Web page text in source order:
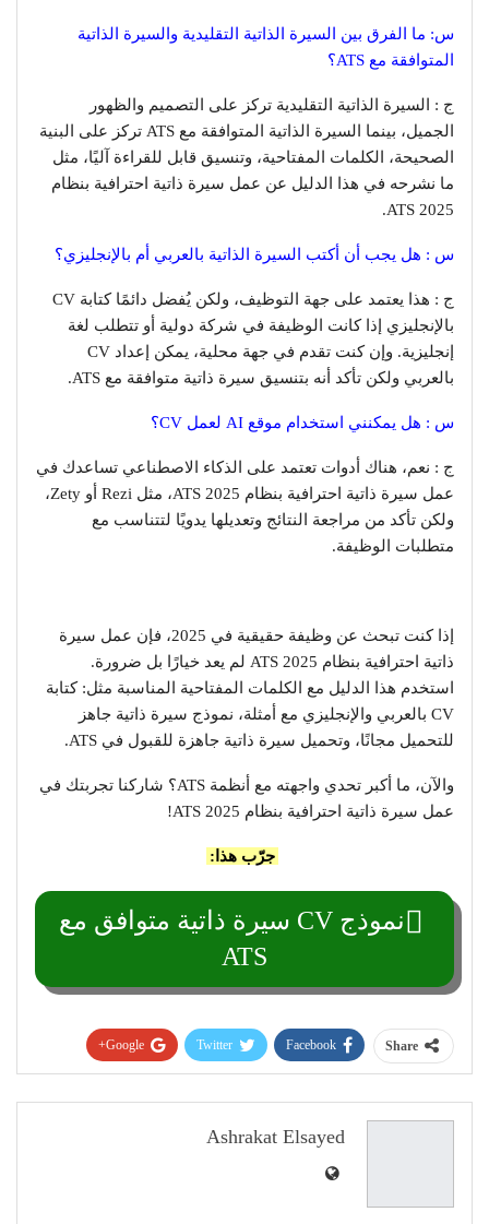
س: ما الفرق بين السيرة الذاتية التقليدية والسيرة الذاتية
المتوافقة مع ATS؟
ج : السيرة الذاتية التقليدية تركز على التصميم والظهور
الجميل، بينما السيرة الذاتية المتوافقة مع ATS تركز على البنية
الصحيحة، الكلمات المفتاحية، وتنسيق قابل للقراءة آليًا، مثل
ما نشرحه في هذا الدليل عن عمل سيرة ذاتية احترافية بنظام
ATS 2025.
س : هل يجب أن أكتب السيرة الذاتية بالعربي أم بالإنجليزي؟
ج : هذا يعتمد على جهة التوظيف، ولكن يُفضل دائمًا كتابة CV
بالإنجليزي إذا كانت الوظيفة في شركة دولية أو تتطلب لغة
إنجليزية. وإن كنت تقدم في جهة محلية، يمكن إعداد CV
بالعربي ولكن تأكد أنه بتنسيق سيرة ذاتية متوافقة مع ATS.
س : هل يمكنني استخدام موقع AI لعمل CV؟
ج : نعم، هناك أدوات تعتمد على الذكاء الاصطناعي تساعدك في
عمل سيرة ذاتية احترافية بنظام ATS 2025، مثل Rezi أو Zety،
ولكن تأكد من مراجعة النتائج وتعديلها يدويًا لتتناسب مع
متطلبات الوظيفة.
إذا كنت تبحث عن وظيفة حقيقية في 2025، فإن عمل سيرة
ذاتية احترافية بنظام ATS 2025 لم يعد خيارًا بل ضرورة.
استخدم هذا الدليل مع الكلمات المفتاحية المناسبة مثل: كتابة
CV بالعربي والإنجليزي مع أمثلة، نموذج سيرة ذاتية جاهز
للتحميل مجانًا، وتحميل سيرة ذاتية جاهزة للقبول في ATS.
والآن، ما أكبر تحدي واجهته مع أنظمة ATS؟ شاركنا تجربتك في
عمل سيرة ذاتية احترافية بنظام ATS 2025!
جرّب هذا:
نموذج CV سيرة ذاتية متوافق مع
ATS
Share
Facebook
Twitter
Google+
البريد الإلكتروني
Ashrakat Elsayed